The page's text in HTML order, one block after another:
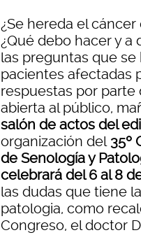
¿Se hereda el
¿Qué debo hacer y a
las preguntas que se
pacientes afectadas
respuestas por parte
abierta al público,
salón de actos del
organización del35º
de Senología y
celebrará del 6 al 8
las dudas que tiene
patologia, como
Congreso, el doctor